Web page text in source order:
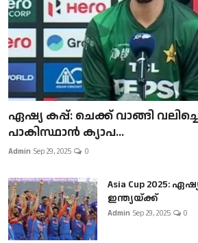
ഏഷ്യ കപ്പ്: ചെക്ക് വാങ്ങി
പാകിസ്ഥാൻ ക്യാപ...
Admin Sep 29, 2025 0
Asia Cup 2025:
ഇന്ത്യയ്ക്ക്
Admin Sep 29, 2025 0